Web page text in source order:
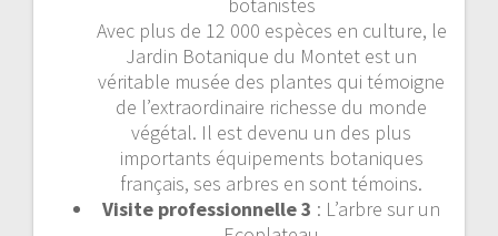
Avec plus de 12 000 espèces en culture, le
Jardin Botanique du Montet est un
véritable musée des plantes qui témoigne
de l’extraordinaire richesse du monde
végétal. Il est devenu un des plus
importants équipements botaniques
français, ses arbres en sont témoins.
Visite professionnelle 3 : L’arbre sur un